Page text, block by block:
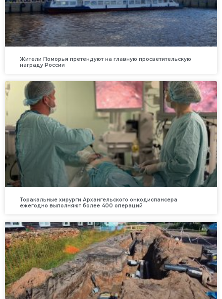
Жители Поморья претендуют на главную просветительскую
награду России
Торакальные хирурги Архангельского онкодиспансера
ежегодно выполняют более 400 операций